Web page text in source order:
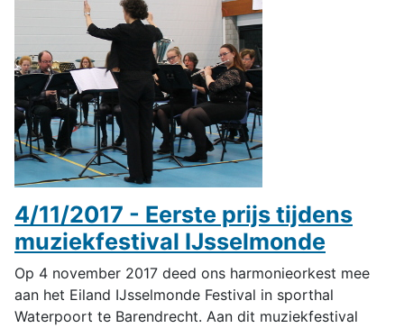
4/11/2017 - Eerste prijs tijdens
muziekfestival IJsselmonde
Op 4 november 2017 deed ons harmonieorkest mee
aan het Eiland IJsselmonde Festival in sporthal
Waterpoort te Barendrecht. Aan dit muziekfestival